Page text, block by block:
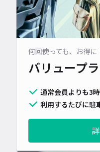
何回使っても、お得に
バリュープ
通常会員よりも3
利用するたびに駐